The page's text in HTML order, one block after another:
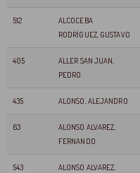
512
ALCOCEBA
RODRÍGUEZ, GUSTAVO
405
ALLER SAN JUAN,
PEDRO
435 ALONSO, ALEJANDRO
63
ALONSO ALVAREZ,
FERNANDO
543
ALONSO ALVAREZ,